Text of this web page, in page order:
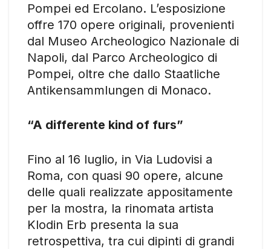
Pompei ed Ercolano. L’esposizione
offre 170 opere originali, provenienti
dal Museo Archeologico Nazionale di
Napoli, dal Parco Archeologico di
Pompei, oltre che dallo Staatliche
Antikensammlungen di Monaco.
“A differente kind of furs”
Fino al 16 luglio, in Via Ludovisi a
Roma, con quasi 90 opere, alcune
delle quali realizzate appositamente
per la mostra, la rinomata artista
Klodin Erb presenta la sua
retrospettiva, tra cui dipinti di grandi